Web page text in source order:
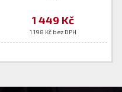
1 449 Kč
1 198 Kč bez DPH